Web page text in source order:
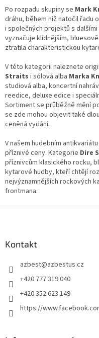
Po rozpadu skupiny se Mark
dráhu, během níž natočil řadu
i společných projektů s
vyznačuje klidnějším,
ztratila charakteristickou
V této kategorii naleznete
Straits i sólová alba Marka
studiová alba, koncertní
reedice, deluxe edice i
Sortiment se průběžně mění
se zde mohou objevit také
ceněná vydání.
V našem hudebním
příznivé ceny. Kategorie Dire
příznivcům klasického rocku,
kytarové hudby, kteří chtějí
nejvýznamnějších rockových
frontmana.
Kontakt
azbest@azbestus.cz
+420 777 319 040
+420 352 623 149
https://